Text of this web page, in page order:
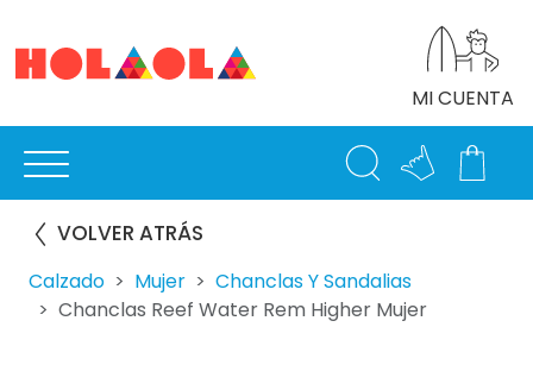
MI CUENTA
VOLVER ATRÁS
Calzado Mujer
Chanclas Y Sandalias
Chanclas Reef Water Rem Higher Mujer